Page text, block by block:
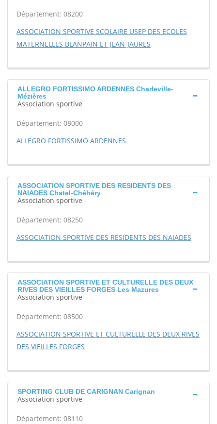
Département: 08200
ASSOCIATION SPORTIVE SCOLAIRE USEP DES ECOLES
MATERNELLES BLANPAIN ET JEAN-JAURES
ALLEGRO FORTISSIMO ARDENNES Charleville-
Mézières
Association sportive
Département: 08000
ALLEGRO FORTISSIMO ARDENNES
ASSOCIATION SPORTIVE DES RESIDENTS DES
NAIADES Chatel-Chéhéry
Association sportive
Département: 08250
ASSOCIATION SPORTIVE DES RESIDENTS DES NAIADES
ASSOCIATION SPORTIVE ET CULTURELLE DES DEUX
RIVES DES VIEILLES FORGES Les Mazures
Association sportive
Département: 08500
ASSOCIATION SPORTIVE ET CULTURELLE DES DEUX RIVES
DES VIEILLES FORGES
SPORTING CLUB DE CARIGNAN Carignan
Association sportive
Département: 08110